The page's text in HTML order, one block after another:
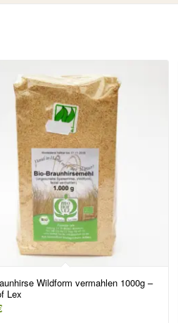
Wildform vermahlen 1000g –
Lex